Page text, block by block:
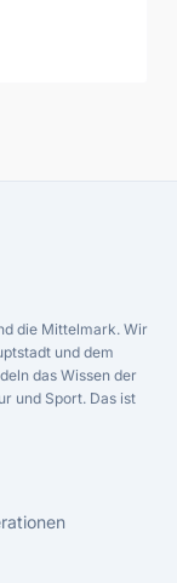
die Mittelmark. Wir
und dem
das Wissen der
und Sport. Das ist